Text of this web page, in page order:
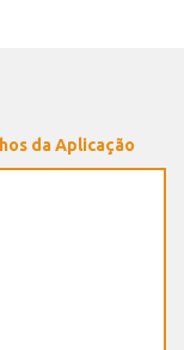
da Aplicação